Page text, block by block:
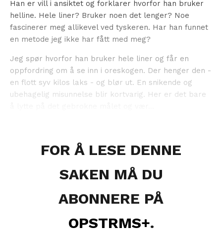
Han er vill i ansiktet og forklarer hvorfor han bruker
helline. Hele liner? Bruker noen det lenger? Noe
fascinerer meg allikevel ved tyskeren. Har han funnet
en metode jeg ikke har fått med meg?
Jeg spør hvorfor han bruker hele liner og får en
oppfordring om å se inn i oreskogen. Der henger den -
en flott syv kilos laks - og blør ut. En snikende og
ubehagelig misunnelse blir kortvarig. Her er det bare
FOR Å LESE DENNE
SAKEN MÅ DU
ABONNERE PÅ
OPSTRMS+.